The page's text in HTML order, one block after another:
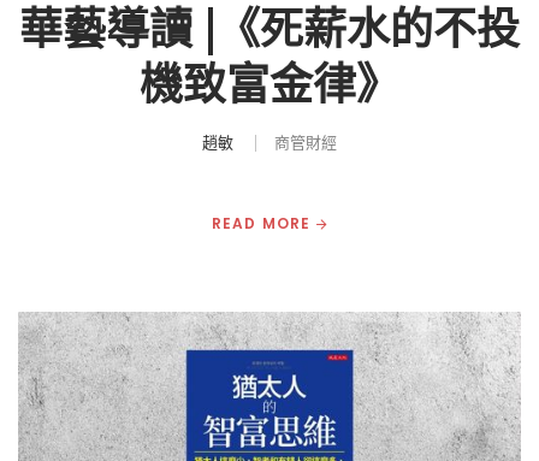
華藝導讀 |《死薪水的不投
機致富金律》
趙敏 商管財經
READ MORE